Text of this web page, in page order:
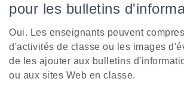
pour les bulletins
Oui. Les enseignants peuvent
d'activités de classe ou les images
de les ajouter aux bulletins
ou aux sites Web en classe.